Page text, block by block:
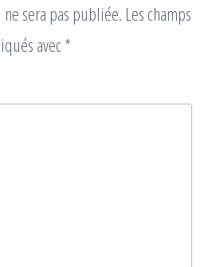
sera pas publiée. Les champs
avec *